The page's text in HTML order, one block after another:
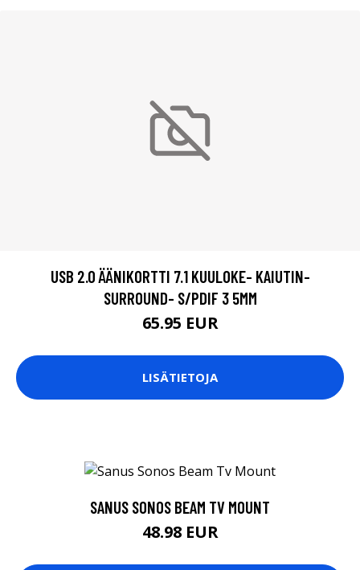
USB 2.0 ÄÄNIKORTTI 7.1 KUULOKE- KAIUTIN-
SURROUND- S/PDIF 3 5MM
65.95 EUR
LISÄTIETOJA
SANUS SONOS BEAM TV MOUNT
48.98 EUR